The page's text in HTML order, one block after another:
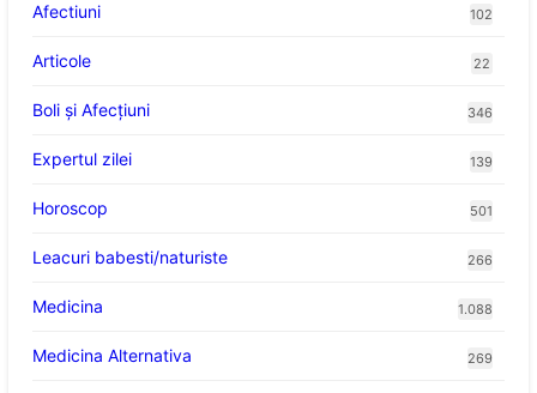
Afectiuni
102
Articole 22
Boli și Afecțiuni 346
Expertul zilei 139
Horoscop 501
Leacuri babesti/naturiste 266
Medicina 1.088
Medicina Alternativa 269